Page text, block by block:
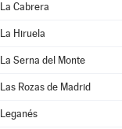
La Cabrera
La Hiruela
La Serna del Monte
Las Rozas de Madrid
Leganés